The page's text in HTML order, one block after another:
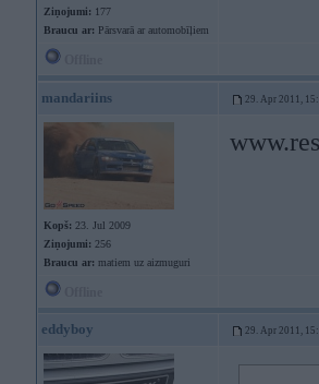
Ziņojumi: 177
Braucu ar: Pārsvarā ar automobīļiem
mandariins 29. Apr 2011,
Kopš: 23. Jul 2009
Ziņojumi: 256
Braucu ar: matiem uz aizmuguri
eddyboy 29. Apr 2011,